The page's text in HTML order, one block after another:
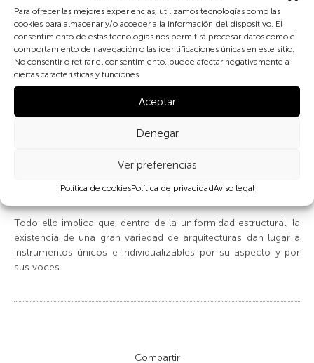
Para ofrecer las mejores experiencias, utilizamos tecnologías como las
cookies para almacenar y/o acceder a la información del dispositivo. El
consentimiento de estas tecnologías nos permitirá procesar datos como el
comportamiento de navegación o las identificaciones únicas en este sitio.
No consentir o retirar el consentimiento, puede afectar negativamente a
ciertas características y funciones.
Aceptar
Denegar
Ver preferencias
Política de cookiesPolítica de privacidadAviso legal
diversificarse por regiones y países adoptando lenguajes
propios mediante diferentes formas de percutir las campanas
—con badajos y con martillos—, distintas maneras de tocarlas
—repicando o volteando—, y diversas formas de ubicarlas en
la torre —en el interior o colgando en vanos abiertos en los
muros como es habitual en España—.
En la catedral de Bolonia las campanas están dentro de la
torre, tienen badajo y se repican abajo y se voltean arriba
campanas mediante palancas. En la catedral de Utrecht las
los campaneros que están abajo.
Todo ello implica que, dentro de la uniformidad estructural, la
existencia de una gran variedad de arquitecturas dan lugar a
instrumentos únicos e individualizables por su aspecto y por
sus voces.
Compartir